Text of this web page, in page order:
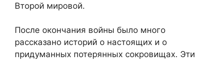
Второй мировой.
После окончания войны было много
рассказано историй о настоящих и о
придуманных потерянных сокровищах. Эти